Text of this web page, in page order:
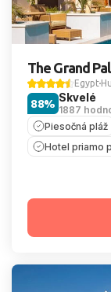
The Grand
Egypt
Skvelé
1887
88%
Piesočná pláž
Hotel priamo